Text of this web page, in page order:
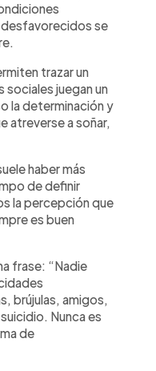
desfavorecidos se
trazar un
juegan un
la determinación y
atreverse a soñar,
haber más
de definir
la percepción que
es buen
frase: “Nadie
brújulas, amigos,
Nunca es
de